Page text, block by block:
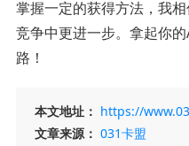
掌握一定的获得方法，我
竞争中更进一步。拿起你
路！
本文地址： https://
文章来源： 031卡盟